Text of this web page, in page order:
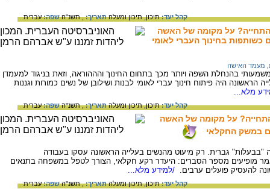
קהל יעד:תיכון,תיכון ומעלהתאריך:, תשנ"השפה:עברית
על מקומה של האשה
מעמד האישה
בהנחלת השפה ויותר מכך בתחום החינוך והההוראה, וזאת בניגוד למעמדן
היה פיתוח חינוך עברי לאומי לבנות ושילובן של נשים כמורות וגננות
מלא...
קהל יעד:תיכון,תיכון ומעלהתאריך:, תשנ"השפה:עברית
על מקומה של האשה
גברית. רק מיעוט מהנשים בעלייה הראשונה עסקו בעבודה
מופיעים מספר הסברים: היעדר רקע חקלאי, הצורך לטפל במשפחה בתנאים
להעסיק פועלים ערבים. /למידע מלא...
קהל יעד:תיכון,תיכון ומעלהתאריך:, תשנ"השפה:עברית